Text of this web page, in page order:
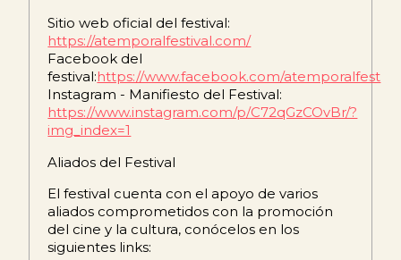
Sitio web oficial del festival:
https://atemporalfestival.com/
Facebook del
festival:https://www.facebook.com/atemporalfest
Instagram - Manifiesto del Festival:
https://www.instagram.com/p/C72qGzCOvBr/?
img_index=1
Aliados del Festival
El festival cuenta con el apoyo de varios
aliados comprometidos con la promoción
del cine y la cultura, conócelos en los
siguientes links: